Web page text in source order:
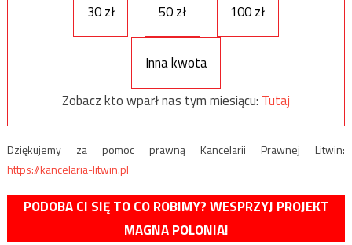
30 zł
50 zł 100 zł
Inna kwota
Zobacz kto wparł nas tym miesiącu: Tutaj
Dziękujemy za pomoc prawną Kancelarii Prawnej Litwin:
https://kancelaria-litwin.pl
PODOBA CI SIĘ TO CO ROBIMY? WESPRZYJ PROJEKT
MAGNA POLONIA!